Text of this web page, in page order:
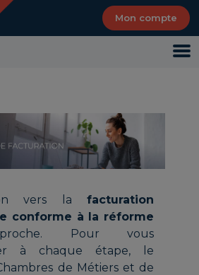
Mon compte
vers la facturation
conforme à la réforme
Pour vous
à chaque étape, le
de Métiers et de
cookies